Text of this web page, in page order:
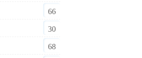
66
30
68